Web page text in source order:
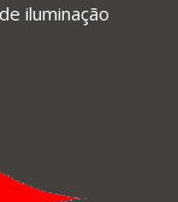
iluminação